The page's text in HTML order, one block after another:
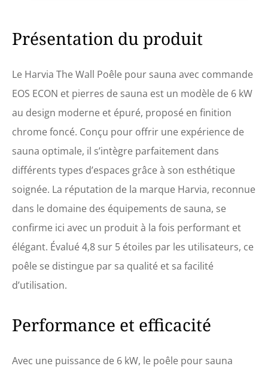
avec 400 V, nécessite un
câble à 5 fils. Le modèle de
et le modèle de 9 kW pour
les pièces de 8 à 14 m³.
Appareil de contrôle EOS
ECON : l'EOS Econ offre un
contrôle précis avec un
écran LCD multiligne, un
menu multilingue, des
réglages de température de
30 °C à 115 °C, une
minuterie présélectionnelle
de 24 heures, une horloge
possibilité d'enregistrer
jusqu'à quatre profils
inclus : le kit comprend le
avec câble de 2 mètres, 20
kg de pierres de sauna et le
une installation rapide et
Présentation du produit
Le Harvia The Wall Poêle pour sauna avec commande
EOS ECON et pierres de sauna est un modèle de 6 kW
au design moderne et épuré, proposé en finition
chrome foncé. Conçu pour offrir une expérience de
sauna optimale, il s’intègre parfaitement dans
différents types d’espaces grâce à son esthétique
soignée. La réputation de la marque Harvia, reconnue
dans le domaine des équipements de sauna, se
confirme ici avec un produit à la fois performant et
élégant. Évalué 4,8 sur 5 étoiles par les utilisateurs, ce
poêle se distingue par sa qualité et sa facilité
d’utilisation.
Performance et efficacité
Avec une puissance de 6 kW, le poêle pour sauna